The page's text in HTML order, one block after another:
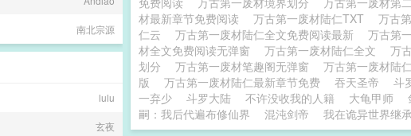
材最新章节免费阅读
万古第一废材陆仁TXT 万古
仁云
万古第一废材陆仁全文免费阅读最新 万古第
材全文免费阅读无弹窗
万古第一废材陆仁全文 万
划分
万古第一废材笔趣阁无弹窗 万古第一废材陆
版
万古第一废材陆仁最新章节免费 吞天圣帝 斗
一弃少
斗罗大陆 不许没收我的人籍 大龟甲师
嗣：我后代遍布修仙界
混沌剑帝 我在诡异世界继
南北宗源
lulu
玄夜